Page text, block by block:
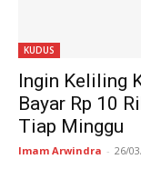
KUDUS
Ingin Keliling
Bayar Rp 10
Tiap Minggu
Imam Arwindra - 26/